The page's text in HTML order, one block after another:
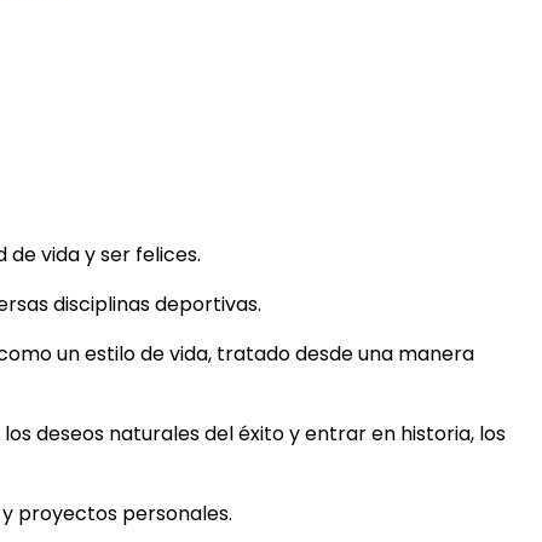
vida y ser felices.
disciplinas deportivas.
un estilo de vida, tratado desde una manera
deseos naturales del éxito y entrar en historia, los
proyectos personales.